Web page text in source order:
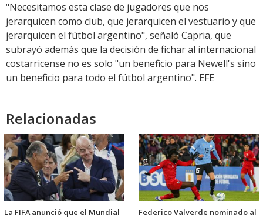
"Necesitamos esta clase de jugadores que nos
jerarquicen como club, que jerarquicen el vestuario y que
jerarquicen el fútbol argentino", señaló Capria, que
subrayó además que la decisión de fichar al internacional
costarricense no es solo "un beneficio para Newell's sino
un beneficio para todo el fútbol argentino". EFE
Relacionadas
La FIFA anunció que el Mundial
Federico Valverde nominado al